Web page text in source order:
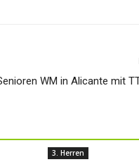
WM in Alicante mit
3. Herren